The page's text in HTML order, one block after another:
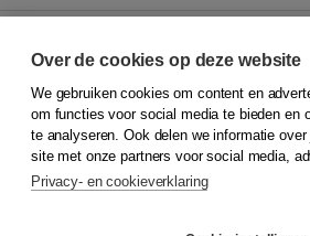
© 2026Koninklijke Boom uitgevers
Klantenservice
Service & informatie
Contact
Over de cookies op deze website
We gebruiken cookies om content en
om functies voor social media te bieden en
te analyseren. Ook delen we informatie
site met onze partners voor social media,
Privacy- en cookieverklaring